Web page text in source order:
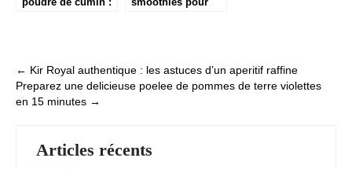
Post
navigation
← Kir Royal authentique : les astuces d’un aperitif raffine
Preparez une delicieuse poelee de pommes de terre violettes
en 15 minutes →
Articles récents